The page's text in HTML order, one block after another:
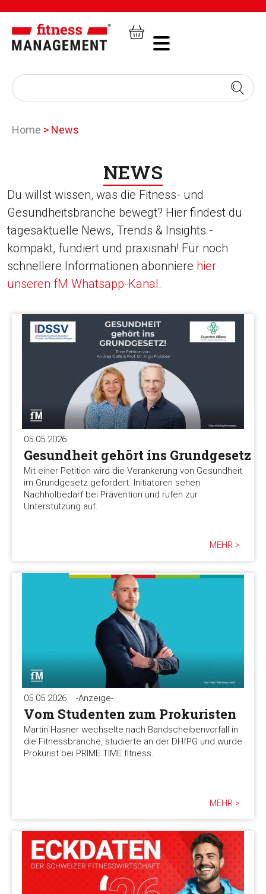
Home > News
NEWS
Du willst wissen, was die Fitness- und
Gesundheitsbranche bewegt? Hier findest du
tagesaktuelle News, Trends & Insights -
kompakt, fundiert und praxisnah! Für noch
schnellere Informationen abonniere hier
unseren fM Whatsapp-Kanal.
05.05.2026
Gesundheit gehört ins Grundgesetz
Mit einer Petition wird die Verankerung von Gesundheit
im Grundgesetz gefordert. Initiatoren sehen
Nachholbedarf bei Prävention und rufen zur
Unterstützung auf.
MEHR >
05.05.2026 -Anzeige-
Vom Studenten zum Prokuristen
Martin Hasner wechselte nach Bandscheibenvorfall in
die Fitnessbranche, studierte an der DHfPG und wurde
Prokurist bei PRIME TIME fitness.
MEHR >